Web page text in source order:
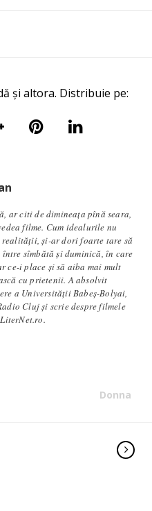
și altora. Distribuie pe:
ar citi de dimineața pînă seara,
filme. Cum idealurile nu
realității, și-ar dori foarte tare să
între sîmbătă și duminică, în care
ce-i place și să aiba mai mult
cu prietenii. A absolvit
a Universității Babeș-Bolyai,
Cluj și scrie despre filmele
Donna